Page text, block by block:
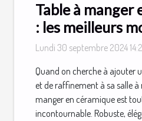
Table à manger
: les meilleurs
chez
Lundi 30 septembre 2024
Quand on cherche à ajouter
et de raffinement à sa salle à
manger en céramique est
incontournable. Robuste,